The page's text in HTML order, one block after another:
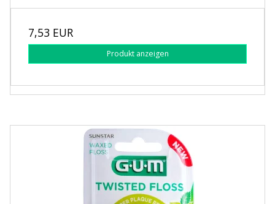
7,53 EUR
Produkt anzeigen